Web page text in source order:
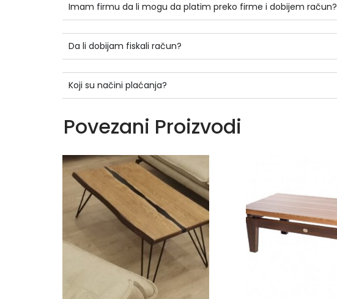
Imam firmu da li mogu da platim preko firme i dobijem račun?
Da li dobijam fiskali račun?
Koji su načini plaćanja?
Povezani Proizvodi